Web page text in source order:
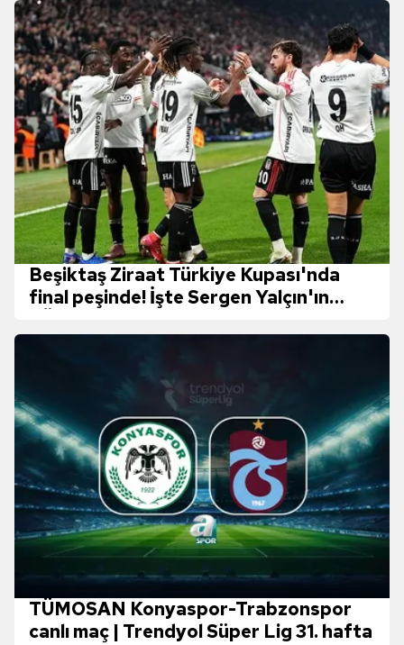
Beşiktaş Ziraat Türkiye Kupası'nda
final peşinde! İşte Sergen Yalçın'ın
TÜMOSAN Konyaspor-Trabzonspor
canlı maç | Trendyol Süper Lig 31. hafta